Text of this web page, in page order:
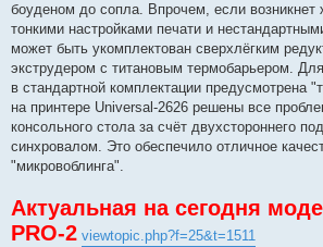
боуденом до сопла. Впрочем, если возникнет
тонкими настройками печати и
может быть укомплектован сверхлёгким
экструдером с титановым термобарьером.
в стандартной комплектации предусмотрена
на принтере Universal-2626 решены все
консольного стола за счёт двухстороннего
синхровалом. Это обеспечило отличное
"микровоблинга".
Актуальная на сегодня
PRO-2 viewtopic.php?f=25&t=1511